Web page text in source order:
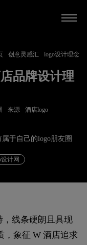
创意灵感汇
logo设计理念
品牌设计理
来源 酒店logo
于自己的logo朋友圈
计网
，线条硬朗且具现
，象征 W 酒店追求